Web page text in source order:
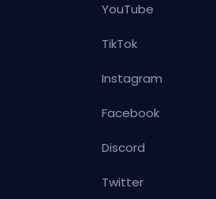
YouTube
TikTok
Instagram
Facebook
Discord
Twitter